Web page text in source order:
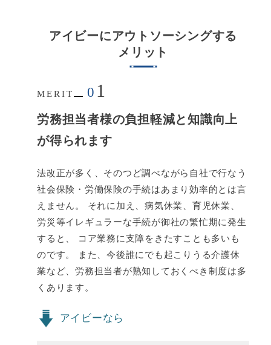
アイビーにアウトソーシングする
メリット
MERIT 0 1
労務担当者様の負担軽減と知識向上
が得られます
法改正が多く、そのつど調べながら自社で行なう
社会保険・労働保険の手続はあまり効率的とは言
えません。 それに加え、病気休業、育児休業、
労災等イレギュラーな手続が御社の繁忙期に発生
すると、 コア業務に支障をきたすことも多いも
のです。 また、今後誰にでも起こりうる介護休
業など、労務担当者が熟知しておくべき制度は多
くあります。
アイビーなら